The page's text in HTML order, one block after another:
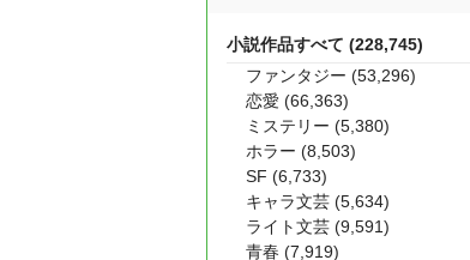
小説作品すべて (228,745)
ファンタジー (53,296)
恋愛 (66,363)
ミステリー (5,380)
ホラー (8,503)
SF (6,733)
キャラ文芸 (5,634)
ライト文芸 (9,591)
青春 (7,919)